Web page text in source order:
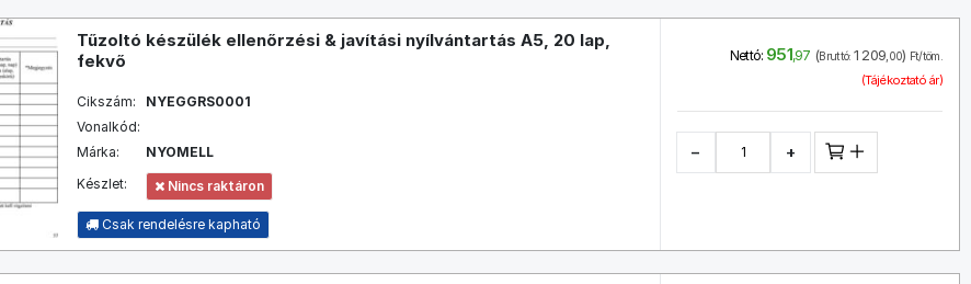
Tűzoltó készülék ellenőrzési & javítási nyílvántartás A5, 20 lap,
fekvő
Cikszám:
NYEGGRS0001
Vonalkód:
Márka:
NYOMELL
Készlet:
Nincs raktáron
Csak rendelésre kapható
Nettó: 951,97 (Bruttó: 1 209,00) Ft/töm.
(Tájékoztató ár)
− +